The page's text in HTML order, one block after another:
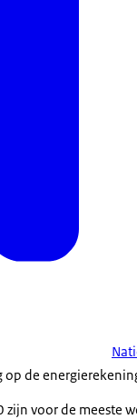
op de
voor de meeste